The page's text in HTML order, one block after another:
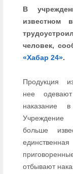
В
известном
человек,
«Хабар 24».
Продукция
нее
наказание
Учреждение
больше
отбывают